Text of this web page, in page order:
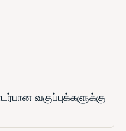
வகுப்புக்களுக்கு